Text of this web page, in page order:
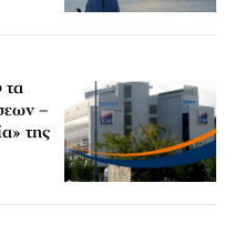
–
της